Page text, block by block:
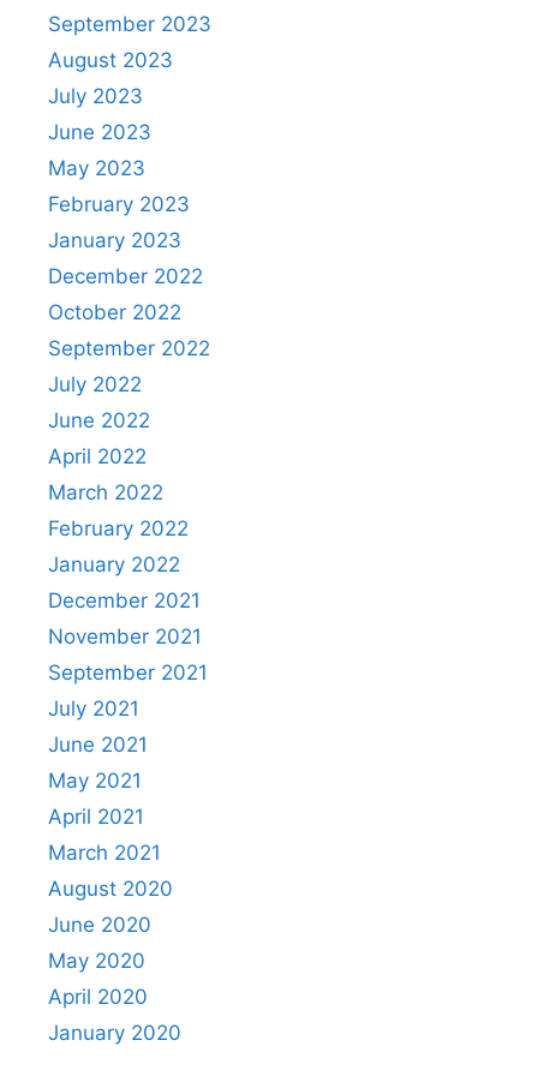
September 2023
August 2023
July 2023
June 2023
May 2023
February 2023
January 2023
December 2022
October 2022
September 2022
July 2022
June 2022
April 2022
March 2022
February 2022
January 2022
December 2021
November 2021
September 2021
July 2021
June 2021
May 2021
April 2021
March 2021
August 2020
June 2020
May 2020
April 2020
January 2020